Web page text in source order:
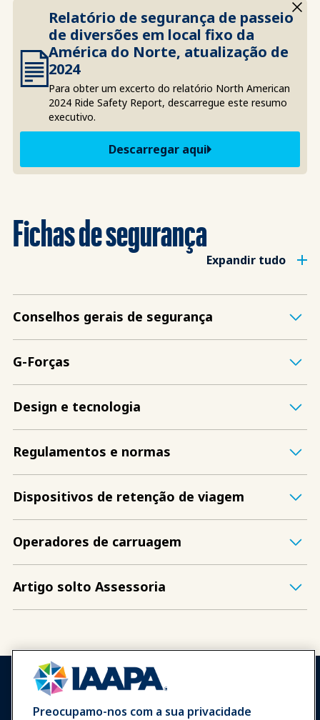
Relatório de segurança de passeio
de diversões em local fixo da
América do Norte, atualização de
2024
Para obter um excerto do relatório North American
2024 Ride Safety Report, descarregue este resumo
executivo.
Descarregar aqui
Fichas de segurança
Expandir tudo
Conselhos gerais de segurança
G-Forças
Design e tecnologia
Regulamentos e normas
Dispositivos de retenção de viagem
Operadores de carruagem
Artigo solto Assessoria
Preocupamo-nos com a sua privacidade